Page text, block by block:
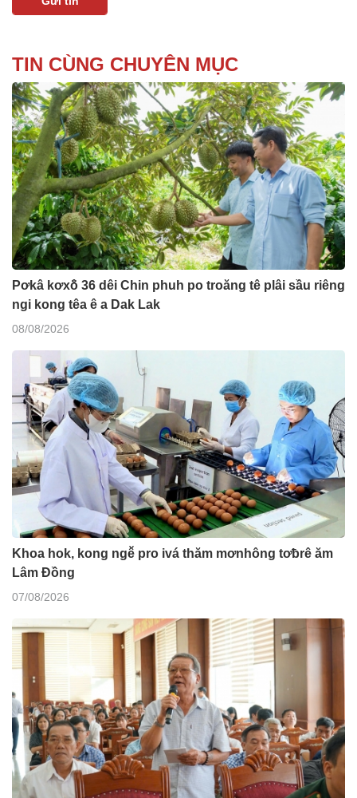
TIN CÙNG CHUYÊN MỤC
Pơkâ kơxô̆ 36 dêi Chin phuh po troăng tê plâi sầu riêng
ngi kong têa ê a Dak Lak
08/08/2026
Khoa hok, kong ngê̆ pro ivá thăm mơnhông tơƀrê ăm
Lâm Đồng
07/08/2026